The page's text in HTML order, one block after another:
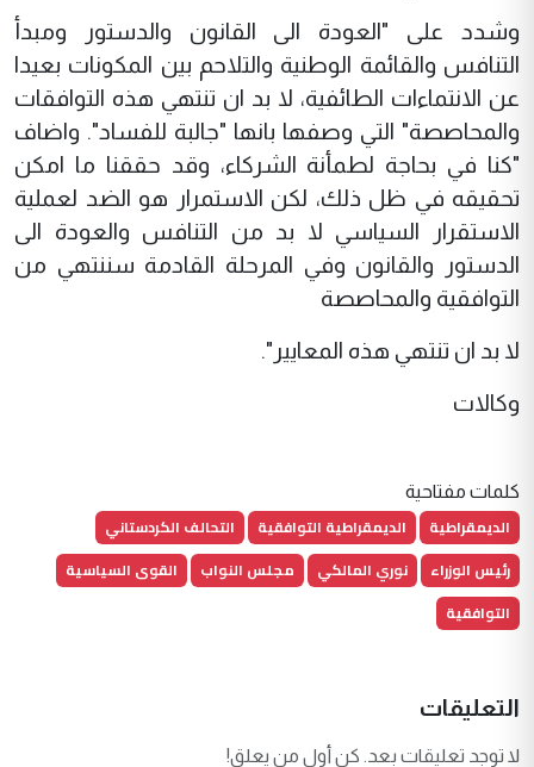
وشدد على "العودة الى القانون والدستور ومبدأ
التنافس والقائمة الوطنية والتلاحم بين المكونات بعيدا
عن الانتماءات الطائفية، لا بد ان تنتهي هذه التوافقات
والمحاصصة" التي وصفها بانها "جالبة للفساد". واضاف
"كنا في بحاجة لطمأنة الشركاء، وقد حققنا ما امكن
تحقيقه في ظل ذلك، لكن الاستمرار هو الضد لعملية
الاستقرار السياسي لا بد من التنافس والعودة الى
الدستور والقانون وفي المرحلة القادمة سننتهي من
التوافقية والمحاصصة
لا بد ان تنتهي هذه المعايير".
وكالات
كلمات مفتاحية
الديمقراطية الديمقراطية التوافقية
التحالف الكردستاني
رئيس الوزراء
نوري المالكي مجلس النواب
القوى السياسية
التوافقية
التعليقات
لا توجد تعليقات بعد. كن أول من يعلق!